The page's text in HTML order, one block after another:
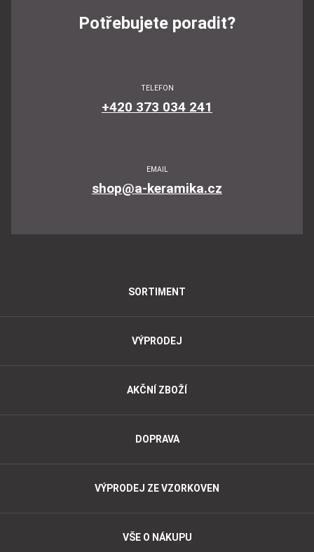
Potřebujete poradit?
TELEFON
+420 373 034 241
EMAIL
shop@a-keramika.cz
SORTIMENT
VÝPRODEJ
AKČNÍ ZBOŽÍ
DOPRAVA
VÝPRODEJ ZE VZORKOVEN
VŠE O NÁKUPU